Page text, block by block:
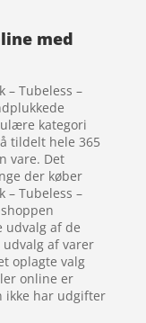
med
– Tubeless –
kategori
tildelt hele 365
vare. Det
der køber
– Tubeless –
udvalg af de
af varer
oplagte valg
online er
ikke har udgifter